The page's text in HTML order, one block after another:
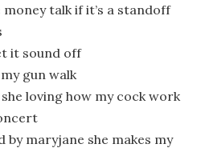
talk if it’s a standoff
it sound off
gun walk
loving how my cock work
by maryjane she makes my